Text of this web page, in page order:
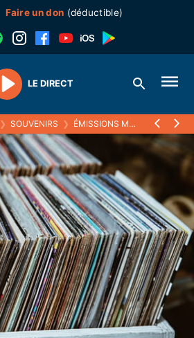
Faire un don (déductible)
Play
LE DIRECT
❯ SOUVENIRS ❯ ÉMISSIONS MUSICALES (SOUVENIRS)